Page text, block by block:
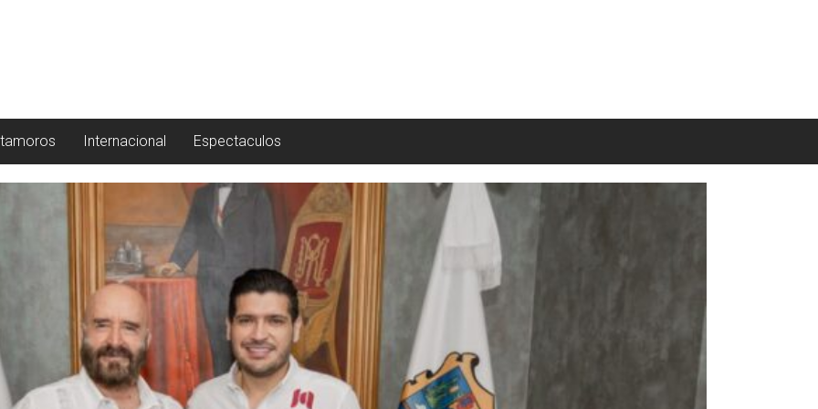
Internacional Espectaculos